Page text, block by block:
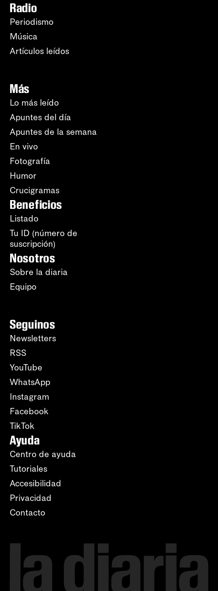
Radio
Periodismo
Música
Artículos leídos
Más
Lo más leído
Apuntes del día
Apuntes de la semana
En vivo
Fotografía
Humor
Crucigramas
Beneficios
Listado
Tu ID (número de
suscripción)
Nosotros
Sobre la diaria
Equipo
Seguinos
Newsletters
RSS
YouTube
WhatsApp
Instagram
Facebook
TikTok
Ayuda
Centro de ayuda
Tutoriales
Accesibilidad
Privacidad
Contacto